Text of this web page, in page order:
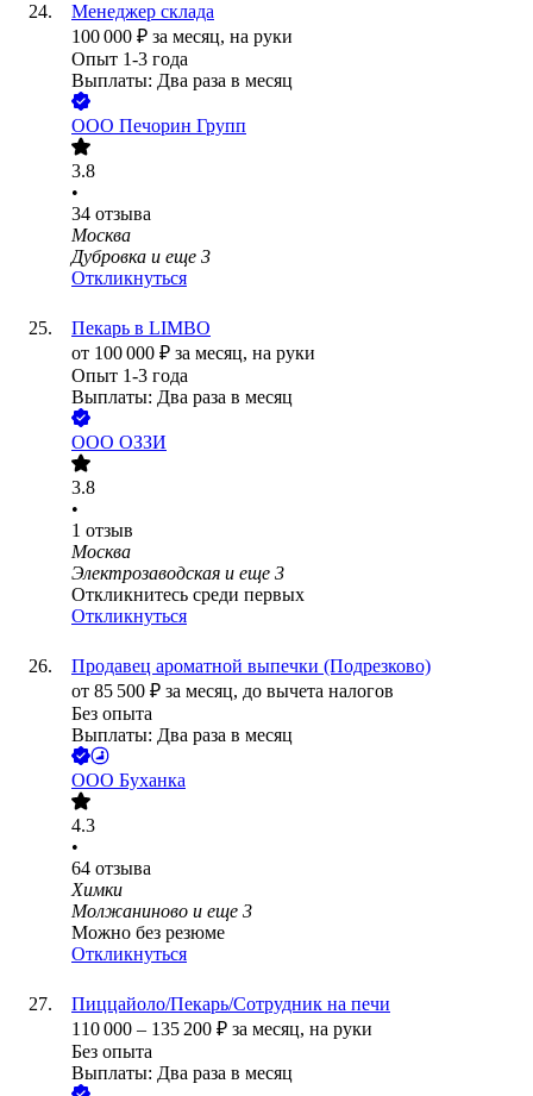
Менеджер склада
100 000 ₽ за месяц, на руки
Опыт 1-3 года
Выплаты: Два раза в месяц
ООО Печорин Групп
3.8
•
34 отзыва
Москва
Дубровка и еще 3
Откликнуться
Пекарь в LIMBO
от 100 000 ₽ за месяц, на руки
Опыт 1-3 года
Выплаты: Два раза в месяц
ООО ОЗЗИ
3.8
•
1 отзыв
Москва
Электрозаводская и еще 3
Откликнитесь среди первых
Откликнуться
Продавец ароматной выпечки (Подрезково)
от 85 500 ₽ за месяц, до вычета налогов
Без опыта
Выплаты: Два раза в месяц
ООО Буханка
4.3
•
64 отзыва
Химки
Молжаниново и еще 3
Можно без резюме
Откликнуться
Пиццайоло/Пекарь/Сотрудник на печи
110 000 – 135 200 ₽ за месяц, на руки
Без опыта
Выплаты: Два раза в месяц